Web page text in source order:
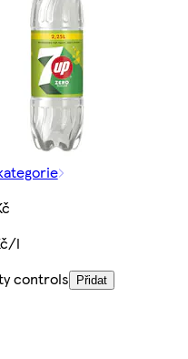
l
controls
Přidat